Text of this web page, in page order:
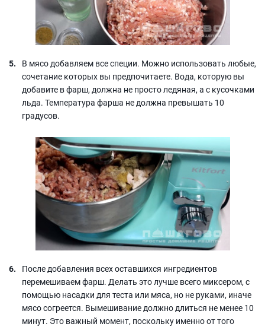
В мясо добавляем все специи. Можно использовать любые,
сочетание которых вы предпочитаете. Вода, которую вы
добавите в фарш, должна не просто ледяная, а с кусочками
льда. Температура фарша не должна превышать 10
градусов.
После добавления всех оставшихся ингредиентов
перемешиваем фарш. Делать это лучше всего миксером, с
помощью насадки для теста или мяса, но не руками, иначе
мясо согреется. Вымешивание должно длиться не менее 10
минут. Это важный момент, поскольку именно от того